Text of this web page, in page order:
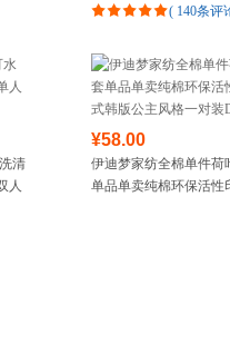
( 140条评
清
人
¥58.00
伊迪梦家纺全棉单件荷
单品单卖纯棉环保活性